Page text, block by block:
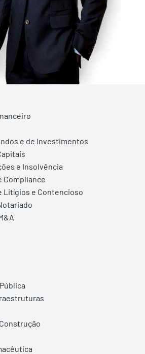
e de Investimentos
e Insolvência
Compliance
Litígios e Contencioso